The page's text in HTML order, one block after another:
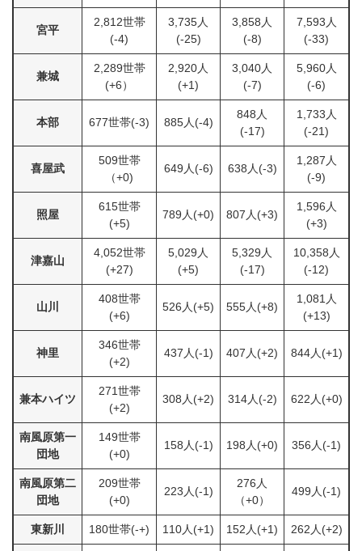
宮平
2,812世帯
(-4)
3,735人
(-25)
3,858人
(-8)
7,593人
(-33)
兼城
2,289世帯
(+6）
2,920人
(+1)
3,040人
(-7)
5,960人
(-6)
本部 677世帯(-3) 885人(-4)
848人
(-17)
1,733人
(-21)
喜屋武
509世帯
（+0)
649人(-6) 638人(-3)
1,287人
(-9)
照屋
615世帯
(+5)
789人(+0) 807人(+3)
1,596人
(+3)
津嘉山
4,052世帯
(+27)
5,029人
(+5)
5,329人
(-17)
10,358人
(-12)
山川
408世帯
(+6)
526人(+5) 555人(+8)
1,081人
(+13)
神里
346世帯
(+2)
437人(-1) 407人(+2) 844人(+1)
兼本ハイツ
271世帯
(+2)
308人(+2) 314人(-2) 622人(+0)
南風原第一
団地
149世帯
(+0)
158人(-1) 198人(+0) 356人(-1)
南風原第二
団地
209世帯
(+0)
223人(-1)
276人
（+0）
499人(-1)
東新川 180世帯(-+) 110人(+1) 152人(+1) 262人(+2)